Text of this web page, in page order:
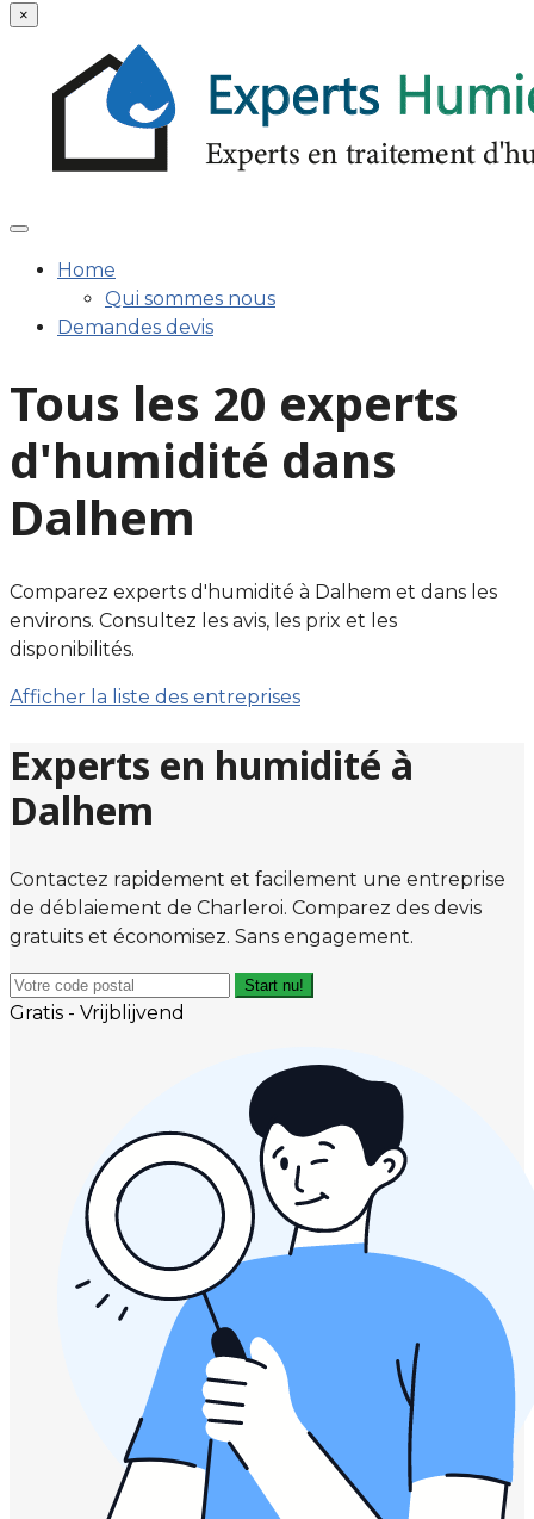
×
Home
Qui sommes nous
Demandes devis
Tous les 20 experts
d'humidité dans
Dalhem
Comparez experts d'humidité à Dalhem et dans les
environs. Consultez les avis, les prix et les
disponibilités.
Afficher la liste des entreprises
Experts en humidité à
Dalhem
Contactez rapidement et facilement une entreprise
de déblaiement de Charleroi. Comparez des devis
gratuits et économisez. Sans engagement.
Start nu!
Gratis - Vrijblijvend